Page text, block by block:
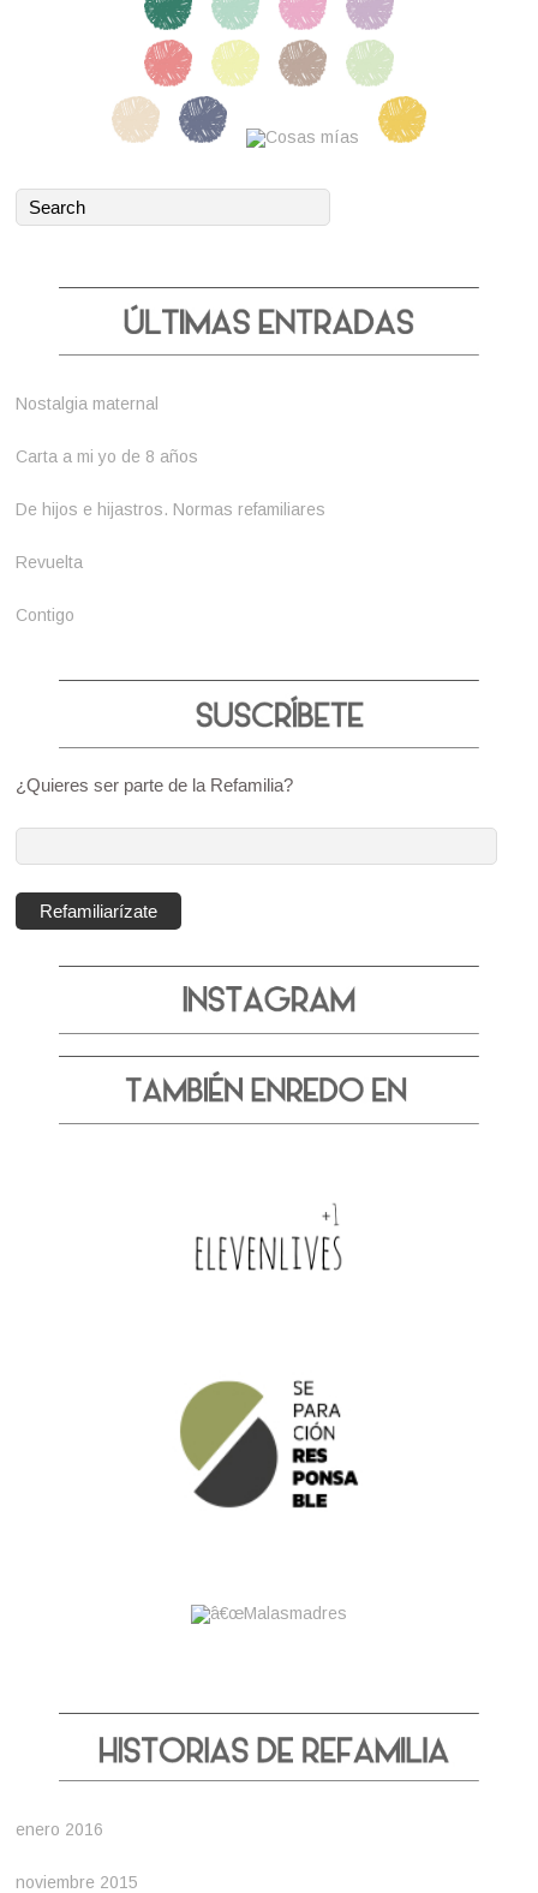
Nostalgia maternal
Carta a mi yo de 8 años
De hijos e hijastros. Normas refamiliares
Revuelta
Contigo
¿Quieres ser parte de la Refamilia?
correo
electrónico:
Refamiliarízate
enero 2016
noviembre 2015